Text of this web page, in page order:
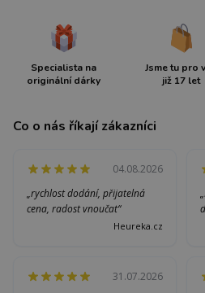
Specialista na
originální dárky
Jsme tu pro
již 17 let
Co o nás říkají zákazníci
04.08.2026
„rychlost dodání, přijatelná
cena, radost vnoučat“
Heureka.cz
31.07.2026